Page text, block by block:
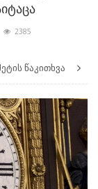
2385
წაკითხვა